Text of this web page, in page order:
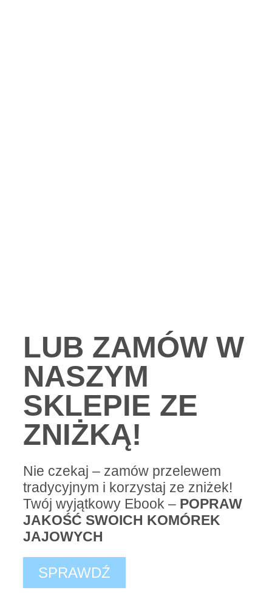
LUB ZAMÓW W
NASZYM
SKLEPIE ZE
ZNIŻKĄ!
Nie czekaj – zamów przelewem
tradycyjnym i korzystaj ze zniżek!
Twój wyjątkowy Ebook – POPRAW
JAKOŚĆ SWOICH KOMÓREK
JAJOWYCH
SPRAWDŹ